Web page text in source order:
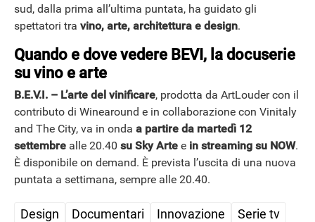
sud, dalla prima all’ultima puntata, ha guidato gli
spettatori tra vino, arte, architettura e design.
Quando e dove vedere BEVI, la docuserie
su vino e arte
B.E.V.I. – L’arte del vinificare, prodotta da ArtLouder con il
contributo di Winearound e in collaborazione con Vinitaly
and The City, va in onda a partire da martedì 12
settembre alle 20.40 su Sky Arte e in streaming su NOW.
È disponibile on demand. È prevista l’uscita di una nuova
puntata a settimana, sempre alle 20.40.
Design Documentari Innovazione Serie tv